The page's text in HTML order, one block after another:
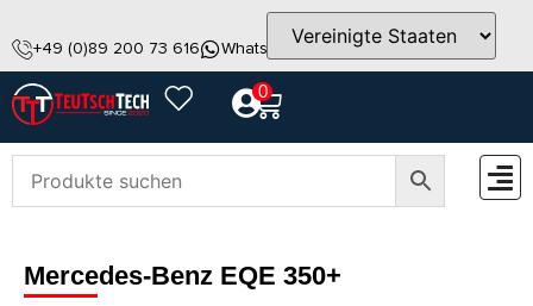
+49 (0)89 200 73 616 WhatsApp info@teutschtech.com
0
Mercedes-Benz EQE 350+